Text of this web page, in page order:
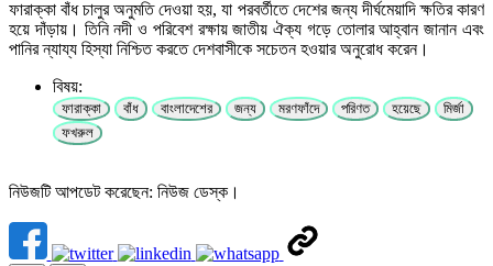
ফারাক্কা বাঁধ চালুর অনুমতি দেওয়া হয়, যা পরবর্তীতে দেশের জন্য দীর্ঘমেয়াদি ক্ষতির কারণ
হয়ে দাঁড়ায়। তিনি নদী ও পরিবেশ রক্ষায় জাতীয় ঐক্য গড়ে তোলার আহ্বান জানান এবং
পানির ন্যায্য হিস্যা নিশ্চিত করতে দেশবাসীকে সচেতন হওয়ার অনুরোধ করেন।
বিষয়:
ফারাক্কা বাঁধ বাংলাদেশের জন্য মরণফাঁদে পরিণত হয়েছে
মির্জা
ফখরুল
নিউজটি আপডেট করেছেন: নিউজ ডেস্ক।